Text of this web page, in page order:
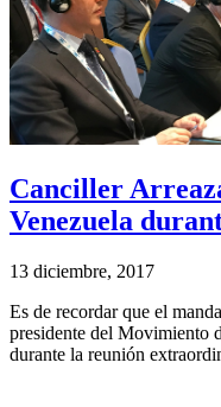
Canciller
Venezuela
13 diciembre, 2017
Es de recordar que el
presidente del Movimiento
durante la reunión